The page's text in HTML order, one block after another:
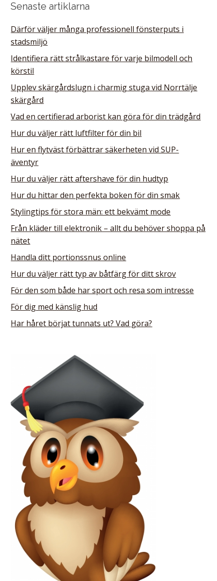
Senaste artiklarna
Därför väljer många professionell fönsterputs i
stadsmiljö
Identifiera rätt strålkastare för varje bilmodell och
körstil
Upplev skärgårdslugn i charmig stuga vid Norrtälje
skärgård
Vad en certifierad arborist kan göra för din trädgård
Hur du väljer rätt luftfilter för din bil
Hur en flytväst förbättrar säkerheten vid SUP-
äventyr
Hur du väljer rätt aftershave för din hudtyp
Hur du hittar den perfekta boken för din smak
Stylingtips för stora män: ett bekvämt mode
Från kläder till elektronik – allt du behöver shoppa på
nätet
Handla ditt portionssnus online
Hur du väljer rätt typ av båtfärg för ditt skrov
För den som både har sport och resa som intresse
För dig med känslig hud
Har håret börjat tunnats ut? Vad göra?